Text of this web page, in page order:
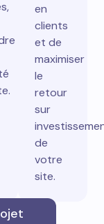
en
clients
et de
maximiser
le
retour
sur
de
votre
site.